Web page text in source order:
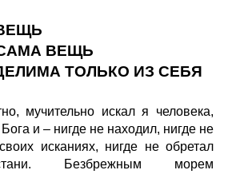
ВЕЩЬ
ТОЛЬКО ИЗ СЕБЯ
мучительно искал я человека,
и – нигде не находил, нигде не
исканиях, нигде не обретал
Безбрежным морем